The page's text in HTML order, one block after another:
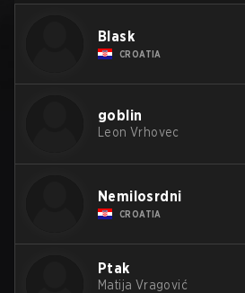
Blask
CROATIA
goblin
Leon Vrhovec
Nemilosrdni
CROATIA
Ptak
Matija Vragović